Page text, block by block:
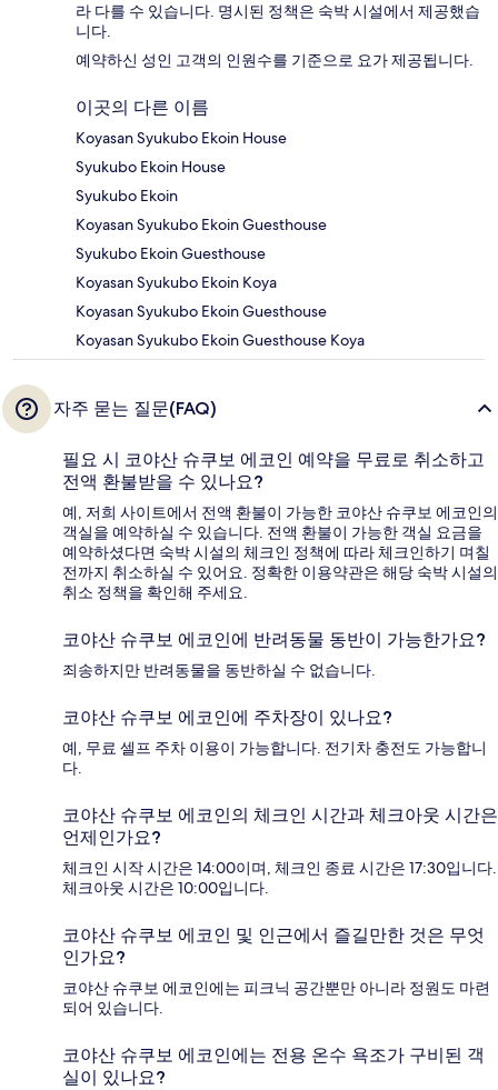
라 다를 수 있습니다. 명시된 정책은 숙박 시설에서 제공했습
니다.
예약하신 성인 고객의 인원수를 기준으로 요가 제공됩니다.
이곳의 다른 이름
Koyasan Syukubo Ekoin House
Syukubo Ekoin House
Syukubo Ekoin
Koyasan Syukubo Ekoin Guesthouse
Syukubo Ekoin Guesthouse
Koyasan Syukubo Ekoin Koya
Koyasan Syukubo Ekoin Guesthouse
Koyasan Syukubo Ekoin Guesthouse Koya
자주 묻는 질문(FAQ)
필요 시 코야산 슈쿠보 에코인 예약을 무료로 취소하고
전액 환불받을 수 있나요?
예, 저희 사이트에서 전액 환불이 가능한 코야산 슈쿠보 에코인의
객실을 예약하실 수 있습니다. 전액 환불이 가능한 객실 요금을
예약하셨다면 숙박 시설의 체크인 정책에 따라 체크인하기 며칠
전까지 취소하실 수 있어요. 정확한 이용약관은 해당 숙박 시설의
취소 정책을 확인해 주세요.
코야산 슈쿠보 에코인에 반려동물 동반이 가능한가요?
죄송하지만 반려동물을 동반하실 수 없습니다.
코야산 슈쿠보 에코인에 주차장이 있나요?
예, 무료 셀프 주차 이용이 가능합니다. 전기차 충전도 가능합니
다.
코야산 슈쿠보 에코인의 체크인 시간과 체크아웃 시간은
언제인가요?
체크인 시작 시간은 14:00이며, 체크인 종료 시간은 17:30입니다.
체크아웃 시간은 10:00입니다.
코야산 슈쿠보 에코인 및 인근에서 즐길만한 것은 무엇
인가요?
코야산 슈쿠보 에코인에는 피크닉 공간뿐만 아니라 정원도 마련
되어 있습니다.
코야산 슈쿠보 에코인에는 전용 온수 욕조가 구비된 객
실이 있나요?